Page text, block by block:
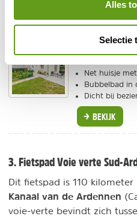
Alles
Selectie
Gîte de Mam's
Individuele reis
Net huisje
Bubbelbad in
Dicht bij
BEKIJK
3. Fietspad Voie verte Sud-
Dit fietspad is 110
Kanaal van de Ardennen
voie-verte bevindt zich